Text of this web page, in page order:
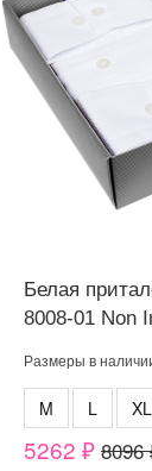
Белая
8008-01 Non
Размеры в
M L XL
5262 ₽ 8096